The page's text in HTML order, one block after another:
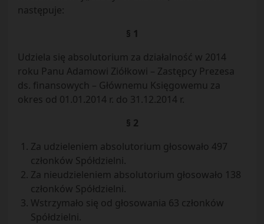
następuje:
§ 1
Udziela się absolutorium za działalność w 2014
roku Panu Adamowi Ziółkowi – Zastępcy Prezesa
ds. finansowych – Głównemu Księgowemu za
okres od 01.01.2014 r. do 31.12.2014 r.
§ 2
Za udzieleniem absolutorium głosowało 497
członków Spółdzielni.
Za nieudzieleniem absolutorium głosowało 138
członków Spółdzielni.
Wstrzymało się od głosowania 63 członków
Spółdzielni.